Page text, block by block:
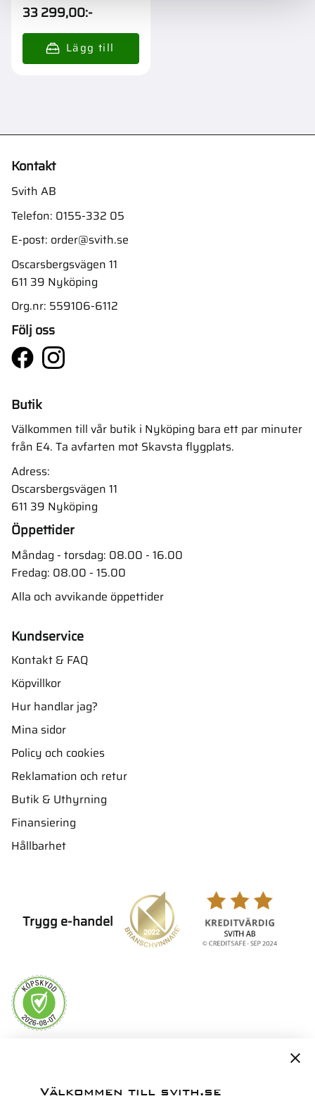
33 299,00:-
Kontakt
Svith AB
Telefon: 0155-332 05
E-post: order@svith.se
Oscarsbergsvägen 11
611 39 Nyköping
Org.nr: 559106-6112
Följ oss
Butik
Välkommen till vår butik i Nyköping bara ett par minuter
från E4. Ta avfarten mot Skavsta flygplats.
Adress:
Oscarsbergsvägen 11
611 39 Nyköping
Öppettider
Måndag - torsdag: 08.00 - 16.00
Fredag: 08.00 - 15.00
Alla och avvikande öppettider
Kundservice
Kontakt & FAQ
Köpvillkor
Hur handlar jag?
Mina sidor
Policy och cookies
Reklamation och retur
Butik & Uthyrning
Finansiering
Hållbarhet
Trygg e-handel
Välkommen till svith.se